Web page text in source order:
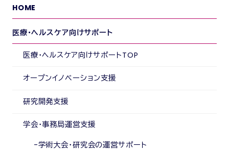
HOME
医療・ヘルスケア向けサポート
医療・ヘルスケア向けサポートTOP
オープンイノベーション支援
研究開発支援
学会・事務局運営支援
学術大会・研究会の運営サポート